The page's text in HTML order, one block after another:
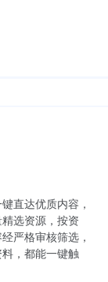
直达优质内容，
选资源，按资
严格审核筛选，
，都能一键触